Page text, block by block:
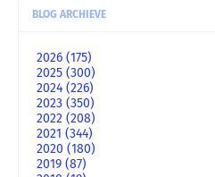
BLOG ARCHIEVE
2026 (175)
2025 (300)
2024 (226)
2023 (350)
2022 (208)
2021 (344)
2020 (180)
2019 (87)